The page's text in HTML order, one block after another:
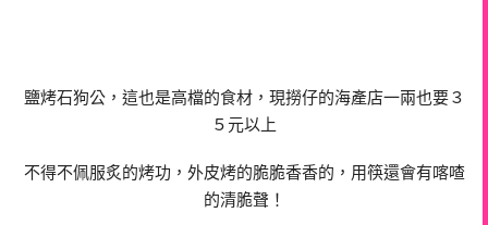
鹽烤石狗公， 這也是高檔的食材，現撈仔的海產店一兩也要３
５元以上
不得不佩服炙的烤功，外皮烤的脆脆香香的，用筷還會有喀喳
的清脆聲！